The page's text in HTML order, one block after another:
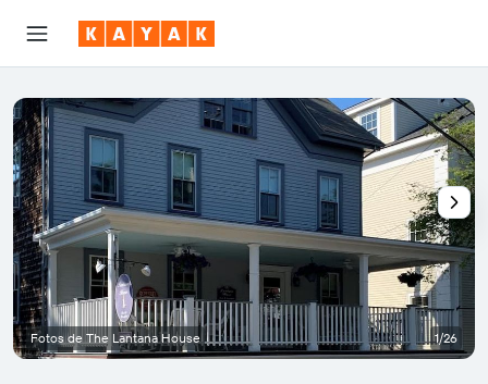
Fotos de The Lantana House 1/26